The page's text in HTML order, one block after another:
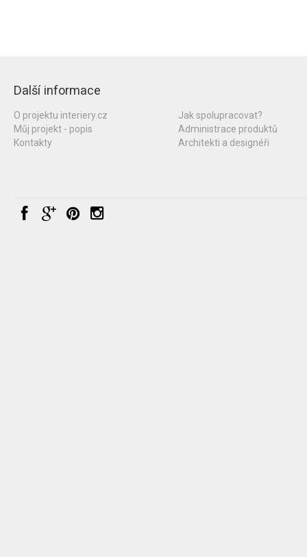
Další informace
O projektu interiery.cz
Můj projekt - popis
Kontakty
Jak spolupracovat?
Administrace produktů
Architekti a designéři